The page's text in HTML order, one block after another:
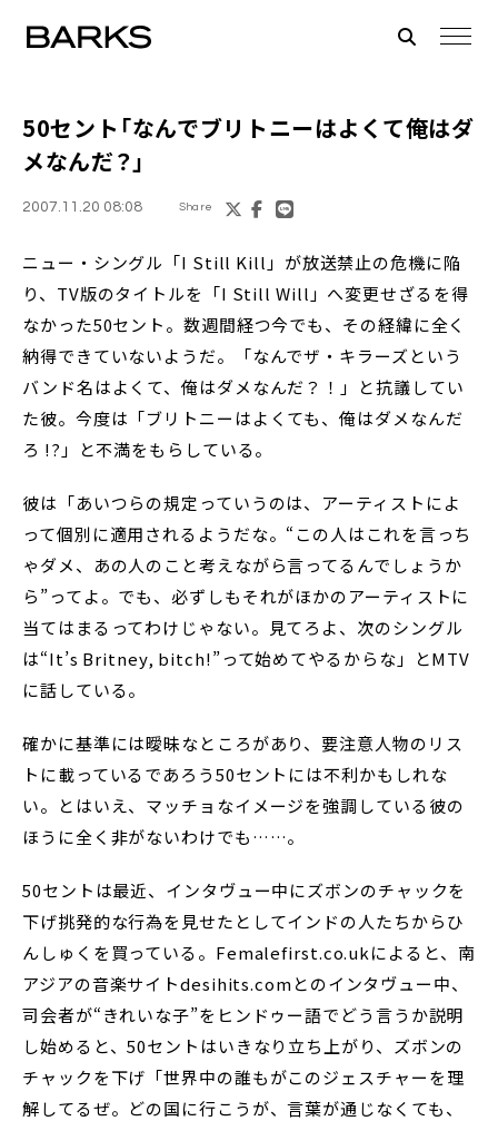
50セント「なんでブリトニーはよくて俺はダ
メなんだ？」
2007.11.20 08:08 Share
ニュー・シングル「I Still Kill」が放送禁止の危機に陥
り、TV版のタイトルを「I Still Will」へ変更せざるを得
なかった50セント。数週間経つ今でも、その経緯に全く
納得できていないようだ。「なんでザ・キラーズという
バンド名はよくて、俺はダメなんだ？！」と抗議してい
た彼。今度は「ブリトニーはよくても、俺はダメなんだ
ろ !?」と不満をもらしている。
彼は「あいつらの規定っていうのは、アーティストによ
って個別に適用されるようだな。“この人はこれを言っち
ゃダメ、あの人のこと考えながら言ってるんでしょうか
ら”ってよ。でも、必ずしもそれがほかのアーティストに
当てはまるってわけじゃない。見てろよ、次のシングル
は“It’s Britney, bitch!”って始めてやるからな」とMTV
に話している。
確かに基準には曖昧なところがあり、要注意人物のリス
トに載っているであろう50セントには不利かもしれな
い。とはいえ、マッチョなイメージを強調している彼の
ほうに全く非がないわけでも……。
50セントは最近、インタヴュー中にズボンのチャックを
下げ挑発的な行為を見せたとしてインドの人たちからひ
んしゅくを買っている。Femalefirst.co.ukによると、南
アジアの音楽サイトdesihits.comとのインタヴュー中、
司会者が“きれいな子”をヒンドゥー語でどう言うか説明
し始めると、50セントはいきなり立ち上がり、ズボンの
チャックを下げ「世界中の誰もがこのジェスチャーを理
解してるぜ。どの国に行こうが、言葉が通じなくても、